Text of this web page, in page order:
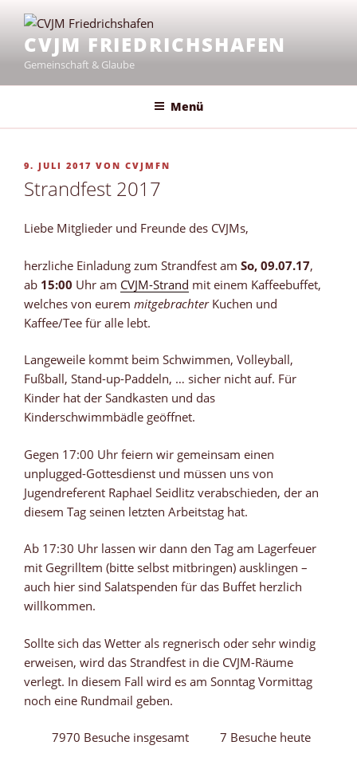
Inhalt
springenCVJM FRIEDRICHSHAFEN
Gemeinschaft & Glaube
Menü
VERÖFFENTLICHT
9. JULI 2017 VON CVJMFN
Strandfest 2017
Liebe Mitglieder und Freunde des CVJMs,
herzliche Einladung zum Strandfest am So, 09.07.17,
ab 15:00 Uhr am CVJM-Strand mit einem Kaffeebuffet,
welches von eurem mitgebrachterKuchen und
Kaffee/Tee für alle lebt.
Langeweile kommt beim Schwimmen, Volleyball,
Fußball, Stand-up-Paddeln, … sicher nicht auf. Für
Kinder hat der Sandkasten und das
Kinderschwimmbädle geöffnet.
Gegen 17:00 Uhr feiern wir gemeinsam einen
unplugged-Gottesdienst und müssen uns von
Jugendreferent Raphael Seidlitz verabschieden, der an
diesem Tag seinen letzten Arbeitstag hat.
Ab 17:30 Uhr lassen wir dann den Tag am Lagerfeuer
mit Gegrilltem (bitte selbst mitbringen) ausklingen –
auch hier sind Salatspenden für das Buffet herzlich
willkommen.
Sollte sich das Wetter als regnerisch oder sehr windig
erweisen, wird das Strandfest in die CVJM-Räume
verlegt. In diesem Fall wird es am Sonntag Vormittag
noch eine Rundmail geben.
7970 Besuche insgesamt 7 Besuche heute